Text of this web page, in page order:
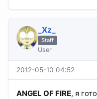
_Xz_
Staff
User
2012-05-10 04:52
ANGEL OF FIRE, я